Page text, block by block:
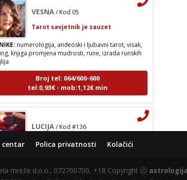
numerologija, anđeoski i ljubavni tarot, visak,
knjiga promjena mudrosti, rune, izrada runskih
Broj tel: 064/600-600
tel:0,93€ - mob:1,12€ min
Broj tel: 064/600-600
Polica privatnosti Kolačići
mreže d.o.o., 072700700, +18 Copyright Ⓒ